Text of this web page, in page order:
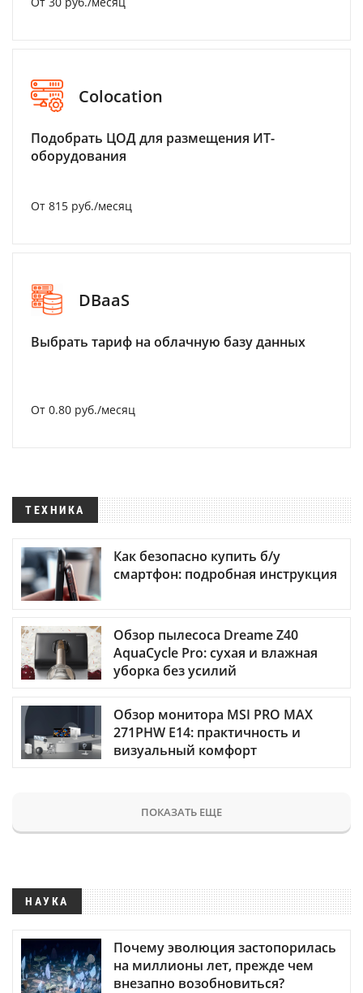
Colocation
Подобрать ЦОД для размещения ИТ-
оборудования
От 815 руб./месяц
DBaaS
Выбрать тариф на облачную базу данных
От 0.80 руб./месяц
ТЕХНИКА
Как безопасно купить б/у
смартфон: подробная инструкция
Обзор пылесоса Dreame Z40
AquaCycle Pro: сухая и влажная
уборка без усилий
Обзор монитора MSI PRO MAX
271PHW E14: практичность и
визуальный комфорт
ПОКАЗАТЬ ЕЩЕ
НАУКА
Почему эволюция застопорилась
на миллионы лет, прежде чем
внезапно возобновиться?